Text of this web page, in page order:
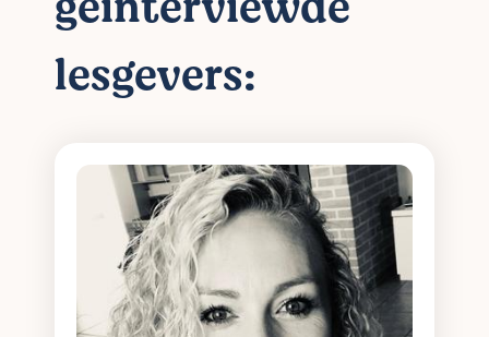
lesgevers: